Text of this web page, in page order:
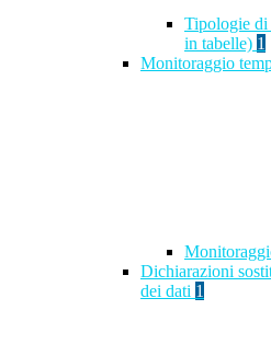
Tipologie di
in tabelle) 1
Monitoraggio
Dichiarazioni
dei dati 1